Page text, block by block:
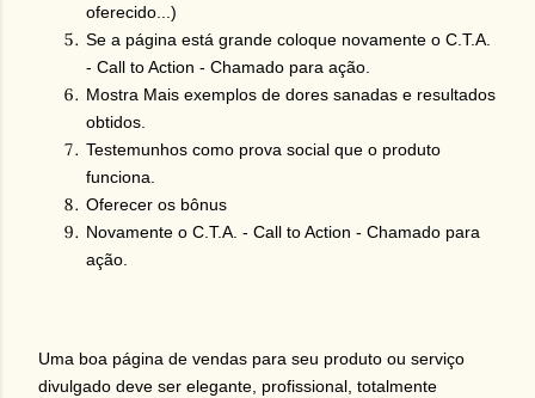
oferecido...)
Se a página está grande coloque novamente o C.T.A.
- Call to Action - Chamado para ação.
Mostra Mais exemplos de dores sanadas e resultados
obtidos.
Testemunhos como prova social que o produto
funciona.
Oferecer os bônus
Novamente o C.T.A. - Call to Action - Chamado para
ação.
Uma boa página de vendas para seu produto ou serviço
divulgado deve ser elegante, profissional, totalmente